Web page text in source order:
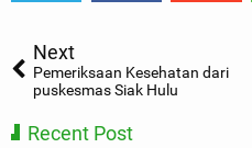
Next
Pemeriksaan Kesehatan dari
puskesmas Siak Hulu
Recent Post